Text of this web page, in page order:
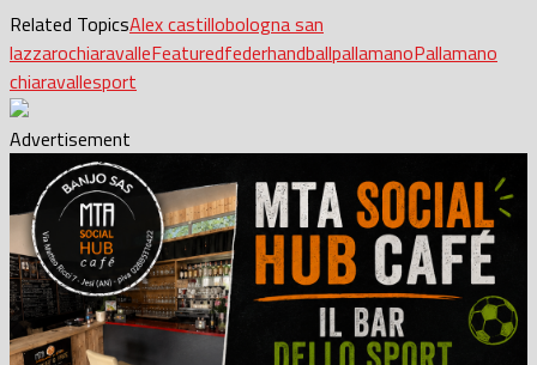
Related TopicsAlex castillobologna san
lazzarochiaravalleFeaturedfederhandballpallamanoPallamano
chiaravallesport
Advertisement